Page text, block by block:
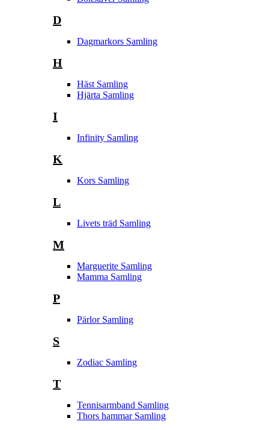
D
Dagmarkors Samling
H
Häst Samling
Hjärta Samling
I
Infinity Samling
K
Kors Samling
L
Livets träd Samling
M
Marguerite Samling
Mamma Samling
P
Pärlor Samling
S
Zodiac Samling
T
Tennisarmband Samling
Thors hammar Samling